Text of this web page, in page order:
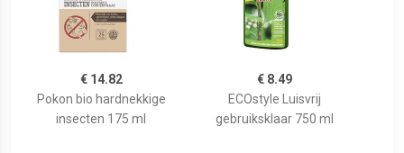
€ 14.82
Pokon bio hardnekkige
insecten 175 ml
€ 8.49
ECOstyle Luisvrij
gebruiksklaar 750 ml